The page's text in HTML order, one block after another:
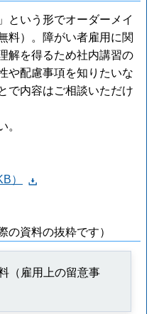
という形でオーダーメイ
料）。障がい者雇用に関
解を得るため社内講習の
や配慮事項を知りたいな
で内容はご相談いただけ
。
）
の資料の抜粋です）
（雇用上の留意事